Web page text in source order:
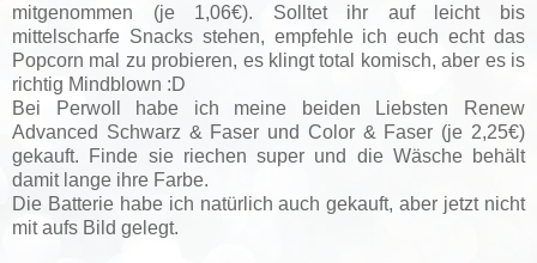
mitgenommen (je 1,06€). Solltet ihr auf leicht bis
mittelscharfe Snacks stehen, empfehle ich euch echt das
Popcorn mal zu probieren, es klingt total komisch, aber es is
richtig Mindblown :D
Bei Perwoll habe ich meine beiden Liebsten Renew
Advanced Schwarz & Faser und Color & Faser (je 2,25€)
gekauft. Finde sie riechen super und die Wäsche behält
damit lange ihre Farbe.
Die Batterie habe ich natürlich auch gekauft, aber jetzt nicht
mit aufs Bild gelegt.